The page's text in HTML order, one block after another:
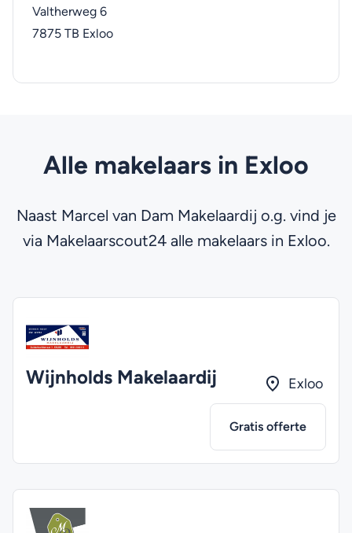
Valtherweg 6
7875 TB Exloo
Alle makelaars in Exloo
Naast Marcel van Dam Makelaardij o.g. vind je
via Makelaarscout24 alle makelaars in Exloo.
Wijnholds Makelaardij Exloo
Gratis offerte